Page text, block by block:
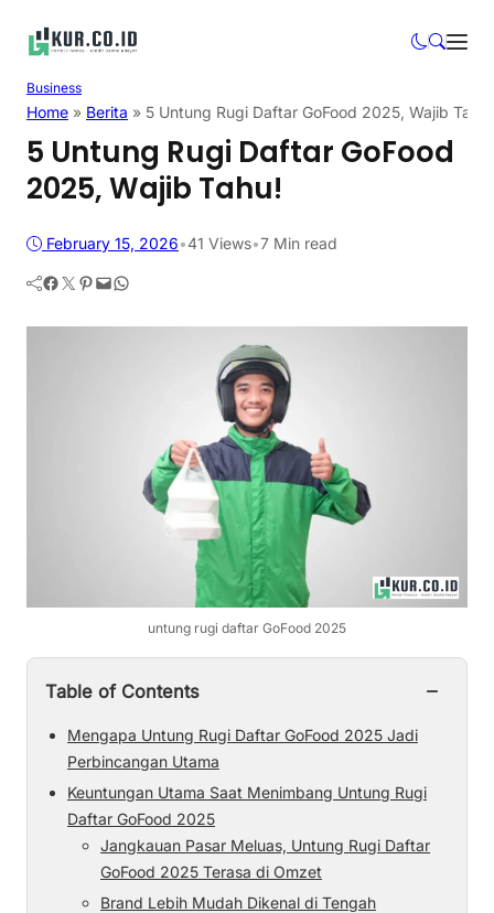
Business
Home » Berita » 5 Untung Rugi Daftar GoFood 2025, Wajib Tahu!
5 Untung Rugi Daftar GoFood
2025, Wajib Tahu!
February 15, 2026•41 Views•7 Min read
Facebook Twitter Pinterest Mail WhatsApp
untung rugi daftar GoFood 2025
Table of Contents −
Mengapa Untung Rugi Daftar GoFood 2025 Jadi
Perbincangan Utama
Keuntungan Utama Saat Menimbang Untung Rugi
Daftar GoFood 2025
Jangkauan Pasar Meluas, Untung Rugi Daftar
GoFood 2025 Terasa di Omzet
Brand Lebih Mudah Dikenal di Tengah